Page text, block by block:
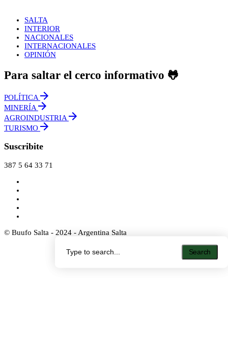
Search
Search
SALTA
INTERIOR
NACIONALES
INTERNACIONALES
OPINIÓN
Para saltar el cerco informativo 🐸
POLÍTICA
MINERÍA
AGROINDUSTRIA
TURISMO
Suscribite
387 5 64 33 71
© Buufo Salta - 2024 - Argentina Salta